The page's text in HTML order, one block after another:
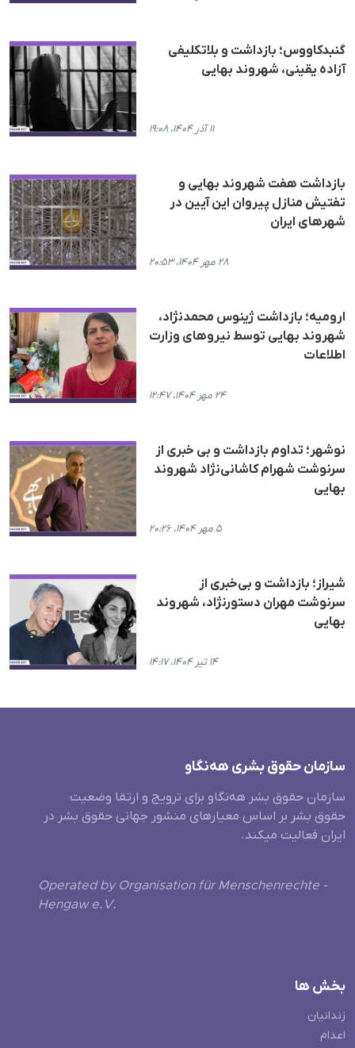
گنبدکاووس؛ بازداشت و بلاتکلیفی
آزاده یقینی، شهروند بهایی
۱۱ آذر ۱۴۰۴، ۱۹:۰۸
بازداشت هفت شهروند بهایی و
تفتیش منازل پیروان این آیین در
شهرهای ایران
۲۸ مهر ۱۴۰۴، ۲۰:۵۳
ارومیه؛ بازداشت ژینوس محمدنژاد،
شهروند بهایی توسط نیروهای وزارت
اطلاعات
۲۴ مهر ۱۴۰۴، ۱۲:۴۷
نوشهر؛ تداوم بازداشت و بی خبری از
سرنوشت شهرام کاشانی‌نژاد شهروند
بهایی
۵ مهر ۱۴۰۴، ۲۰:۲۶
شیراز؛ بازداشت و بی‌خبری از
سرنوشت مهران دستورنژاد، شهروند
بهایی
۱۴ تیر ۱۴۰۴، ۱۴:۱۷
سازمان حقوق بشری هەنگاو
سازمان حقوق بشر هه‌نگاو برای ترویج و ارتقا وضعیت
حقوق بشر بر اساس معیارهای منشور جهانی حقوق بشر در
ایران فعالیت میکند.
Operated by Organisation für Menschenrechte -
Hengaw e.V.
بخش ها
زندانیان
اعدام